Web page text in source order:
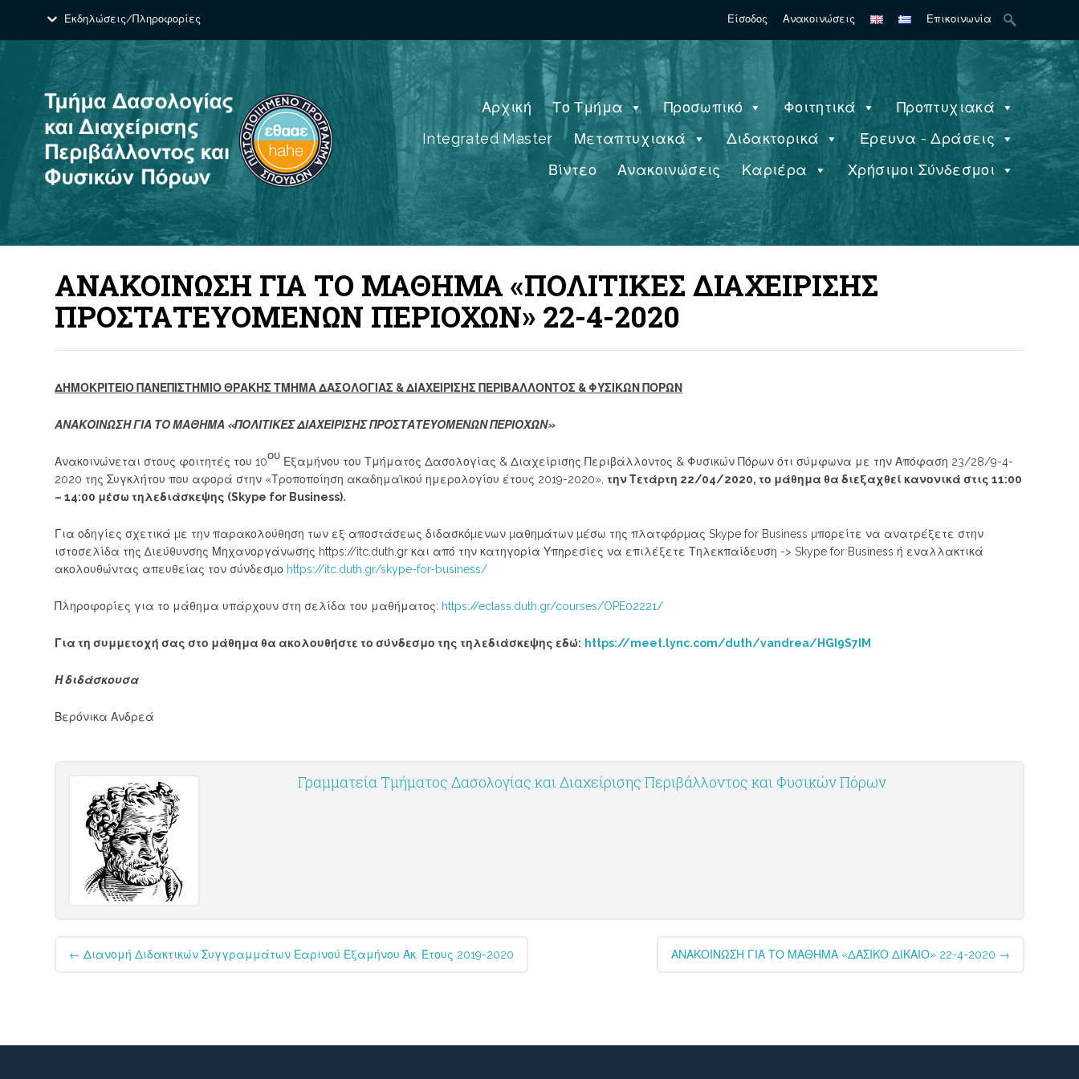
Εκδηλώσεις/Πληροφορίες Είσοδος Ανακοινώσεις Επικοινωνία
Search
for:
Αρχική Το Τμήμα Προσωπικό Φοιτητικά
Προπτυχιακά
Integrated Master
Μεταπτυχιακά Διδακτορικά
Έρευνα - Δράσεις
Βίντεο
Ανακοινώσεις Καριέρα Χρήσιμοι Σύνδεσμοι
ΑΝΑΚΟΙΝΩΣΗ ΓΙΑ ΤΟ ΜΑΘΗΜΑ «ΠΟΛΙΤΙΚΕΣ ΔΙΑΧΕΙΡΙΣΗΣ
ΠΡΟΣΤΑΤΕΥΟΜΕΝΩΝ ΠΕΡΙΟΧΩΝ» 22-4-2020
ΔΗΜΟΚΡΙΤΕΙΟ ΠΑΝΕΠΙΣΤΗΜΙΟ ΘΡΑΚΗΣ ΤΜΗΜΑ ΔΑΣΟΛΟΓΙΑΣ & ΔΙΑΧΕΙΡΙΣΗΣ ΠΕΡΙΒΑΛΛΟΝΤΟΣ & ΦΥΣΙΚΩΝ ΠΟΡΩΝ
ΑΝΑΚΟΙΝΩΣΗ ΓΙΑ ΤΟ ΜΑΘΗΜΑ «ΠΟΛΙΤΙΚΕΣ ΔΙΑΧΕΙΡΙΣΗΣ ΠΡΟΣΤΑΤΕΥΟΜΕΝΩΝ ΠΕΡΙΟΧΩΝ»
Ανακοινώνεται στους φοιτητές του 10ου Εξαμήνου του Τμήματος Δασολογίας & Διαχείρισης Περιβάλλοντος & Φυσικών Πόρων ότι σύμφωνα με την Απόφαση 23/28/9-4-
2020 της Συγκλήτου που αφορά στην «Τροποποίηση ακαδημαϊκού ημερολογίου έτους 2019-2020»,την Τετάρτη 22/04/2020, το μάθημα θα διεξαχθεί κανονικά στις 11:00
– 14:00 μέσω τηλεδιάσκεψης (Skype for Business).
Για οδηγίες σχετικά µε την παρακολούθηση των εξ αποστάσεως διδασκόµενων µαθηµάτων µέσω της πλατφόρµας Skype for Business µπορείτε να ανατρέξετε στην
ιστοσελίδα της ∆ιεύθυνσης Μηχανοργάνωσης https://itc.duth.gr και από την κατηγορία Υπηρεσίες να επιλέξετε Τηλεκπαίδευση -> Skype for Business ή εναλλακτικά
ακολουθώντας απευθείας τον σύνδεσµο https://itc.duth.gr/skype-for-business/
Πληροφορίες για το μάθημα υπάρχουν στη σελίδα του μαθήματος: https://eclass.duth.gr/courses/OPE02221/
Για τη συμμετοχή σας στο μάθημα θα ακολουθήστε το σύνδεσμο της τηλεδιάσκεψης εδώ: https://meet.lync.com/duth/vandrea/HGI9S7IM
Η διδάσκουσα
Βερόνικα Ανδρεά
Γραμματεία Τμήματος Δασολογίας και Διαχείρισης Περιβάλλοντος και Φυσικών Πόρων
Post
navigation
← Διανομή Διδακτικών Συγγραμμάτων Εαρινού Εξαμήνου Ακ. Έτους 2019-2020 ΑΝΑΚΟΙΝΩΣΗ ΓΙΑ ΤΟ ΜΑΘΗΜΑ «ΔΑΣΙΚΟ ΔΙΚΑΙΟ» 22-4-2020 →